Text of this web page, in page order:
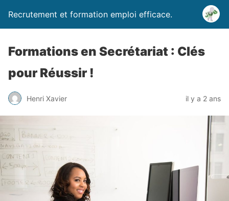
Recrutement et formation emploi efficace.
Formations en Secrétariat : Clés
pour Réussir !
Henri Xavier il y a 2 ans